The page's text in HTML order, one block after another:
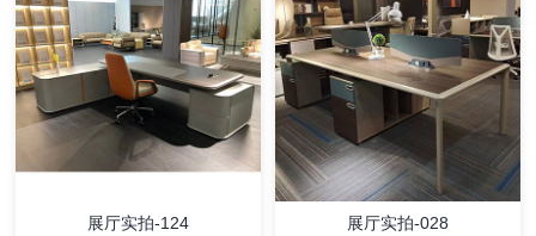
展厅实拍-124 展厅实拍-028